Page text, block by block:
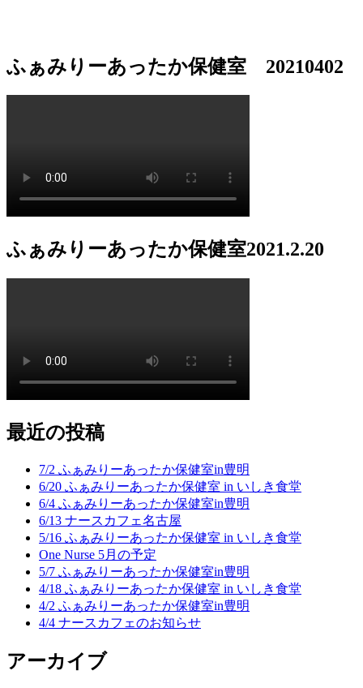
ョ
ン
ふぁみりーあったか保健室 20210402
ふぁみりーあったか保健室2021.2.20
最近の投稿
7/2 ふぁみりーあったか保健室in豊明
6/20 ふぁみりーあったか保健室 in いしき食堂
6/4 ふぁみりーあったか保健室in豊明
6/13 ナースカフェ名古屋
5/16 ふぁみりーあったか保健室 in いしき食堂
One Nurse 5月の予定
5/7 ふぁみりーあったか保健室in豊明
4/18 ふぁみりーあったか保健室 in いしき食堂
4/2 ふぁみりーあったか保健室in豊明
4/4 ナースカフェのお知らせ
アーカイブ